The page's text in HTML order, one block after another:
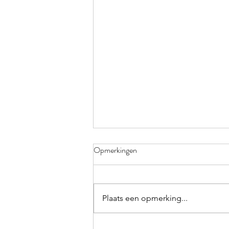
KLEURRIJK
Verdorie toch, weer vergeten!
volgende keer mijn knijper en
Opmerkingen
Plaats een opmerking...